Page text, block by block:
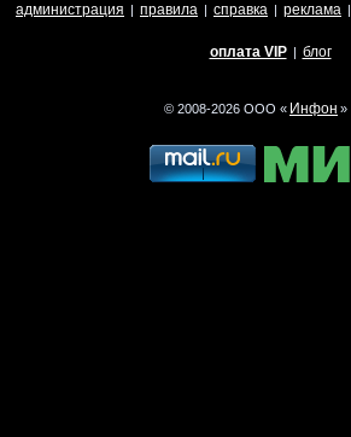
администрация | правила | справка | реклама |
оплата VIP | блог
© 2008-2026 ООО « Инфон »